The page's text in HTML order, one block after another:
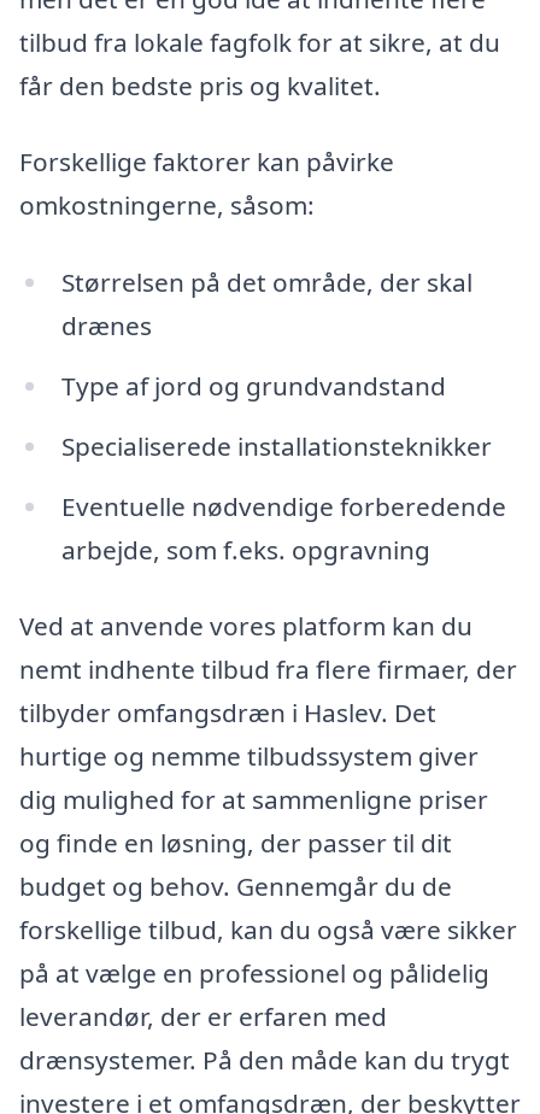
tilbud fra lokale fagfolk for at sikre, at du
får den bedste pris og kvalitet.
Forskellige faktorer kan påvirke
omkostningerne, såsom:
Størrelsen på det område, der skal
drænes
Type af jord og grundvandstand
Specialiserede installationsteknikker
Eventuelle nødvendige forberedende
arbejde, som f.eks. opgravning
Ved at anvende vores platform kan du
nemt indhente tilbud fra flere firmaer, der
tilbyder omfangsdræn i Haslev. Det
hurtige og nemme tilbudssystem giver
dig mulighed for at sammenligne priser
og finde en løsning, der passer til dit
budget og behov. Gennemgår du de
forskellige tilbud, kan du også være sikker
på at vælge en professionel og pålidelig
leverandør, der er erfaren med
drænsystemer. På den måde kan du trygt
investere i et omfangsdræn, der beskytter